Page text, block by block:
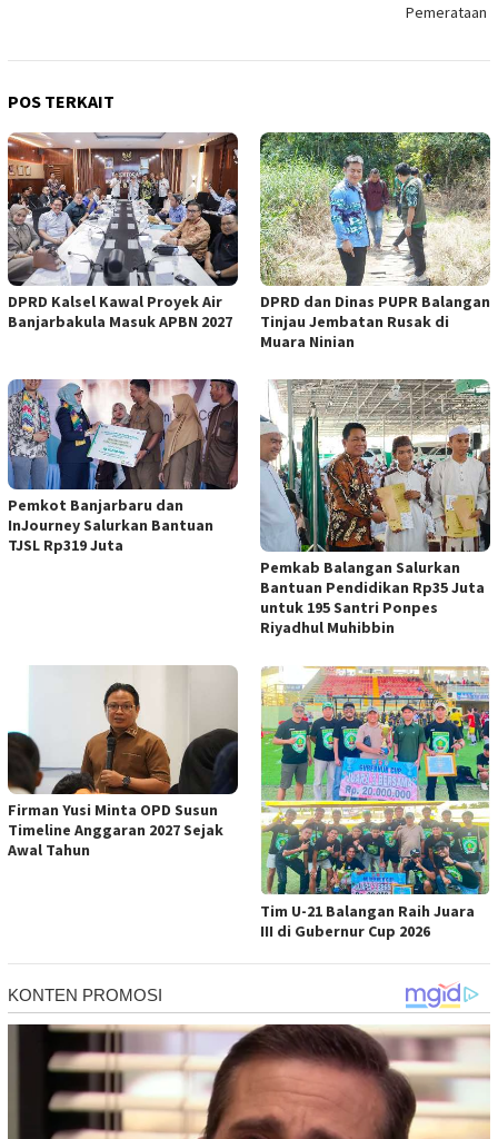
Pemerataan
POS TERKAIT
DPRD Kalsel Kawal Proyek Air
Banjarbakula Masuk APBN 2027
DPRD dan Dinas PUPR Balangan
Tinjau Jembatan Rusak di
Muara Ninian
Pemkot Banjarbaru dan
InJourney Salurkan Bantuan
TJSL Rp319 Juta
Pemkab Balangan Salurkan
Bantuan Pendidikan Rp35 Juta
untuk 195 Santri Ponpes
Riyadhul Muhibbin
Firman Yusi Minta OPD Susun
Timeline Anggaran 2027 Sejak
Awal Tahun
Tim U-21 Balangan Raih Juara
III di Gubernur Cup 2026